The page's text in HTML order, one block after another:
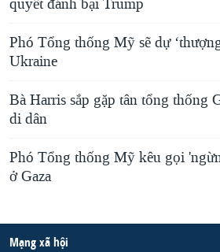
quyết đánh bại Trump
Phó Tổng thống Mỹ sẽ dự
Ukraine
Bà Harris sắp gặp tân tổng thống
di dân
Phó Tổng thống Mỹ kêu gọi
ở Gaza
Mạng xã hội